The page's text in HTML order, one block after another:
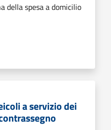
della spesa a domicilio
a servizio dei